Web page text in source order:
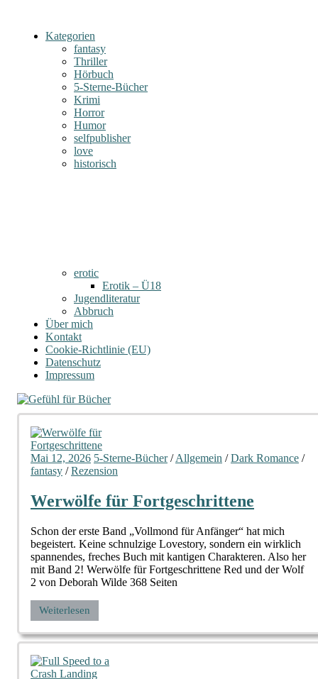
Kategorien
fantasy
Thriller
Hörbuch
5-Sterne-Bücher
Krimi
Horror
Humor
selfpublisher
love
historisch
erotic
Erotik – Ü18
Jugendliteratur
Abbruch
Über mich
Kontakt
Cookie-Richtlinie (EU)
Datenschutz
Impressum
Mai 12, 2026 5-Sterne-Bücher/Allgemein /Dark Romance /
fantasy /Rezension
Werwölfe für Fortgeschrittene
Schon der erste Band „Vollmond für Anfänger“ hat mich
begeistert. Keine schnulzige Lovestory, sondern ein wirklich
spannendes, freches Buch mit kantigen Charakteren. Also her
mit Band 2! Werwölfe für Fortgeschrittene Red und der Wolf
2 von Deborah Wilde 368 Seiten
Weiterlesen